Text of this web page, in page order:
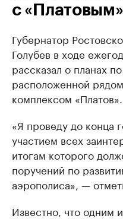
с «Платовым»
Губернатор
Голубев в ходе
рассказал о планах
расположенной
комплексом «Платов».
«Я проведу до конца
участием всех
итогам которого
поручений по
аэрополиса», —
Известно, что одним